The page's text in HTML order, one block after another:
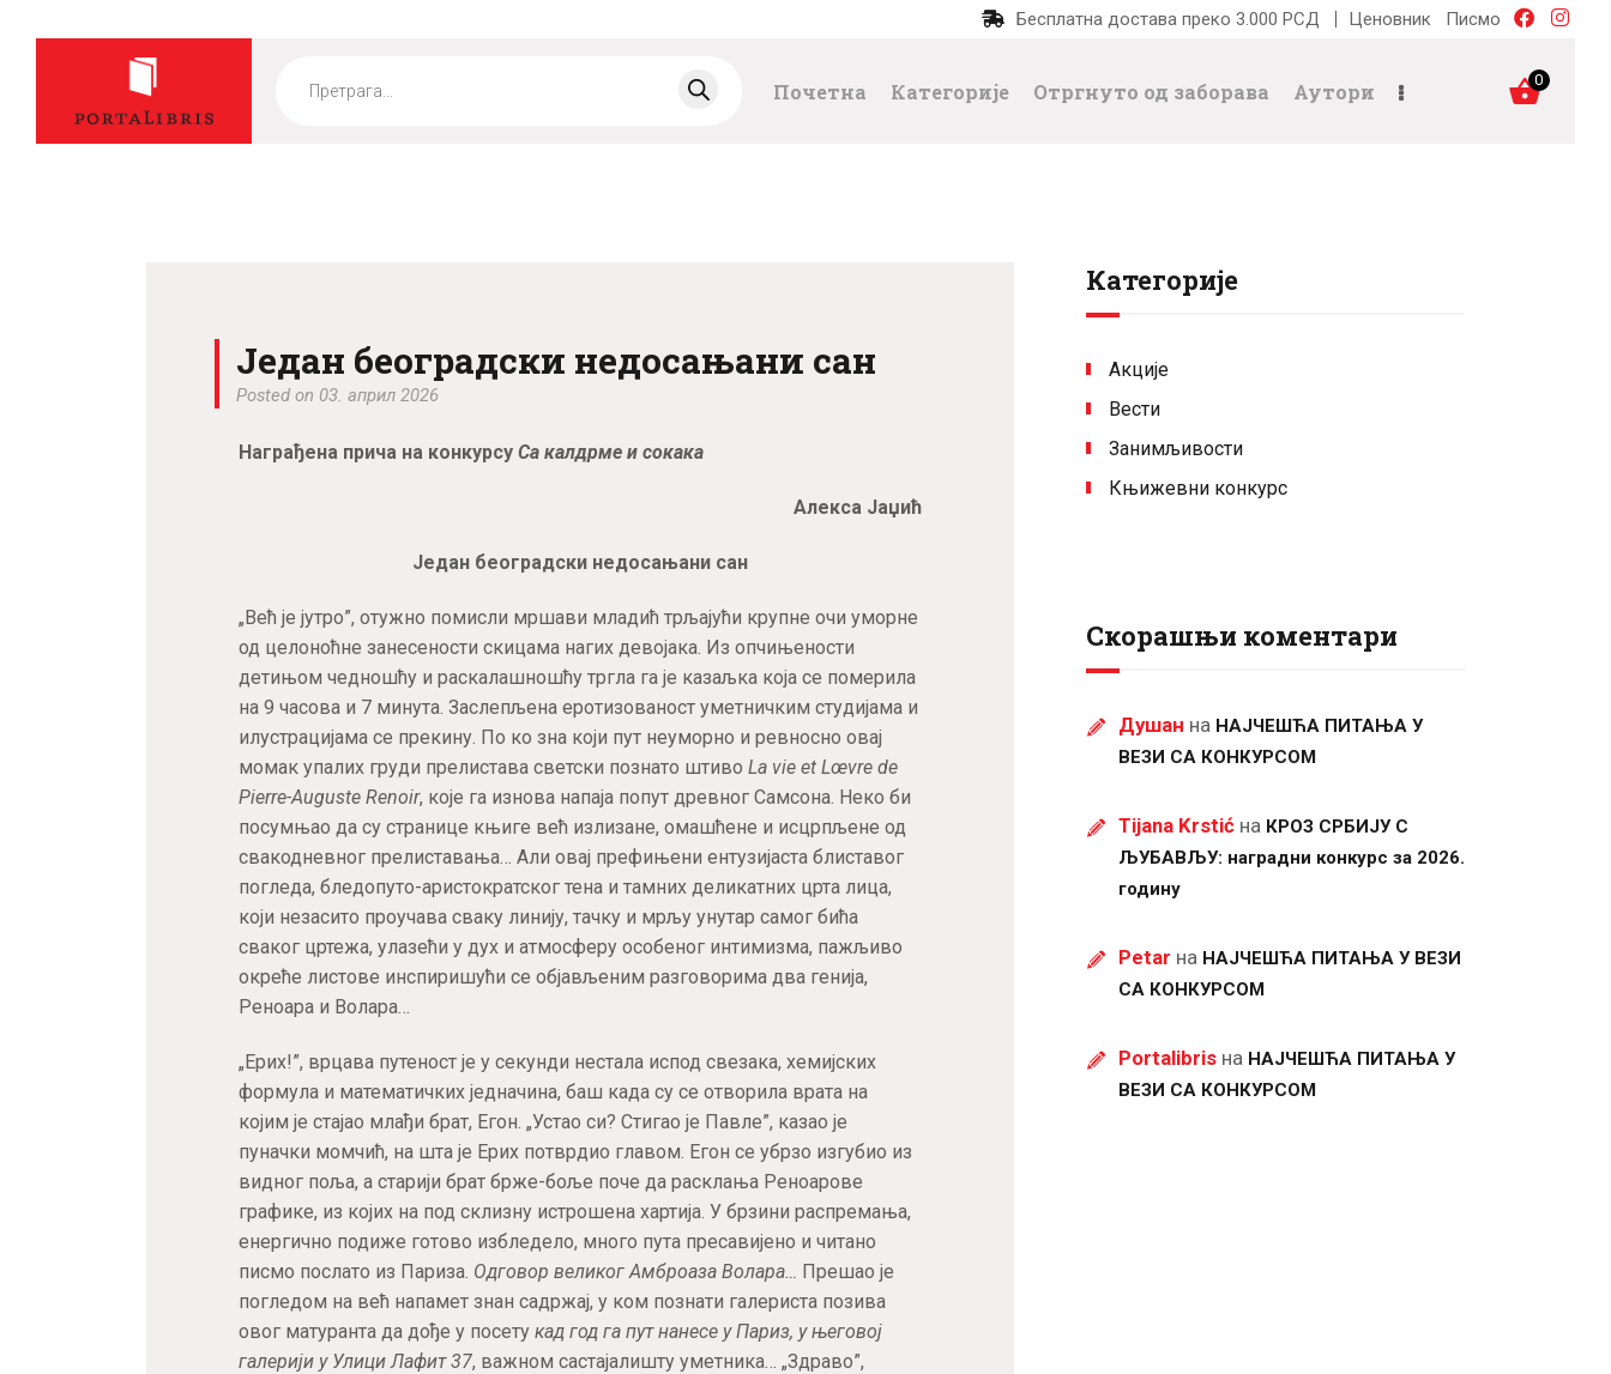
Бесплатна достава преко 3.000 РСД Ценовник Писмо
search
Почетна Категорије Отргнуто од заборава Аутори 0
КАТЕГОРИЈЕ
ОТРГНУТО ОД
АКТУЕЛНОСТИ
ЦЕНОВНИК
ПИСМО
Један београдски недосањани сан
Posted on 03. април 2026
Награђена прича на конкурсу Са калдрме и сокака
Алекса Јаџић
Један београдски недосањани сан
„Већ је јутро”, отужно помисли мршави младић трљајући крупне очи уморне
од целоноћне занесености скицама нагих девојака. Из опчињености
детињом чедношћу и раскалашношћу тргла га је казаљка која се померила
на 9 часова и 7 минута. Заслепљена еротизованост уметничким студијама и
илустрацијама се прекину. По ко зна који пут неуморно и ревносно овај
момак упалих груди прелистава светски познато штиво La vie et Lœvre de
Pierre-Auguste Renoir, које га изнова напаја попут древног Самсона. Неко би
посумњао да су странице књиге већ излизане, омашћене и исцрпљене од
свакодневног прелиставања… Али овај префињени ентузијаста блиставог
погледа, бледопуто-аристократског тена и тамних деликатних црта лица,
који незасито проучава сваку линију, тачку и мрљу унутар самог бића
сваког цртежа, улазећи у дух и атмосферу особеног интимизма, пажљиво
окреће листове инспиришући се објављеним разговорима два генија,
Реноара и Волара…
„Ерих!”, врцава путеност је у секунди нестала испод свезака, хемијских
формула и математичких једначина, баш када су се отворила врата на
којим је стајао млађи брат, Егон. „Устао си? Стигао је Павле”, казао је
пуначки момчић, на шта је Ерих потврдио главом. Егон се убрзо изгубио из
видног поља, а старији брат брже-боље поче да расклања Реноарове
графике, из којих на под склизну истрошена хартија. У брзини распремања,
енергично подиже готово избледело, много пута пресавијено и читано
писмо послато из Париза. Одговор великог Амброаза Волара…
Прешао је
погледом на већ напамет знан садржај, у ком познати галериста позива
овог матуранта да дође у посету кад год га пут нанесе у Париз, у његовој
галерији у Улици Лафит 37, важном састајалишту уметника… „Здраво”,
Категорије
Акције
Вести
Занимљивости
Књижевни конкурс
Скорашњи коментари
Душан на НАЈЧЕШЋА ПИТАЊА У
ВЕЗИ СА КОНКУРСОМ
Tijana Krstić на КРОЗ СРБИЈУ С
ЉУБАВЉУ: наградни конкурс за 2026.
годину
Petar на НАЈЧЕШЋА ПИТАЊА У ВЕЗИ
СА КОНКУРСОМ
Portalibris на НАЈЧЕШЋА ПИТАЊА У
ВЕЗИ СА КОНКУРСОМ